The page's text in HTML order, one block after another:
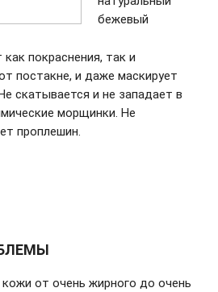
бежевый
покраснения, так и
постакне, и даже маскирует
скатывается и не западает в
морщинки. Не
проплешин.
от очень жирного до очень